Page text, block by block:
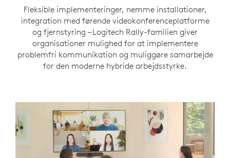
Fleksible implementeringer, nemme installationer,
integration med førende videokonferenceplatforme
og fjernstyring – Logitech Rally-familien giver
organisationer mulighed for at implementere
problemfri kommunikation og muliggøre samarbejde
for den moderne hybride arbejdsstyrke.